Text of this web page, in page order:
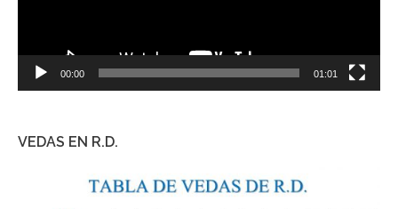
00:00 01:01
VEDAS EN R.D.